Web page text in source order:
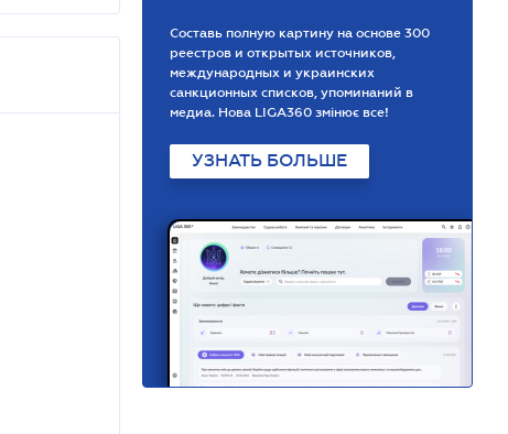
Составь полную картину на основе 300
реестров и открытых источников,
международных и украинских
санкционных списков, упоминаний в
медиа. Нова LIGA360 змінює все!
УЗНАТЬ БОЛЬШЕ